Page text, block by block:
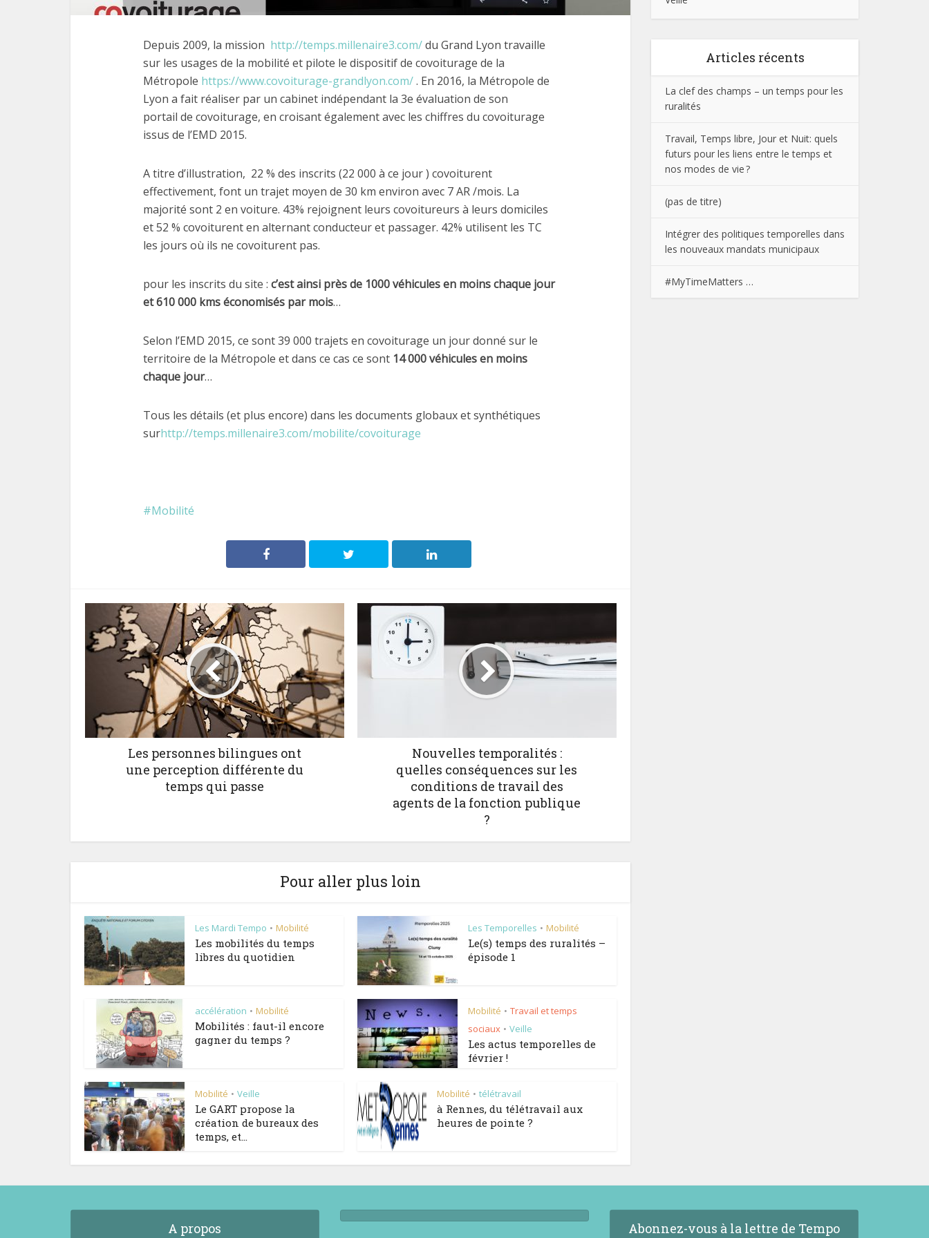
Depuis 2009, la mission http://temps.millenaire3.com/du Grand Lyon travaille
sur les usages de la mobilité et pilote le dispositif de covoiturage de la
Métropole https://www.covoiturage-grandlyon.com/. En 2016, la Métropole de
Lyon a fait réaliser par un cabinet indépendant la 3e évaluation de son
portail de covoiturage, en croisant également avec les chiffres du covoiturage
issus de l’EMD 2015.
A titre d’illustration, 22 % des inscrits (22 000 à ce jour ) covoiturent
effectivement, font un trajet moyen de 30 km environ avec 7 AR /mois. La
majorité sont 2 en voiture. 43% rejoignent leurs covoitureurs à leurs domiciles
et 52 % covoiturent en alternant conducteur et passager. 42% utilisent les TC
les jours où ils ne covoiturent pas.
pour les inscrits du site : c’est ainsi près de 1000 véhicules en moins chaque jour
et 610 000 kms économisés par mois…
Selon l’EMD 2015, ce sont 39 000 trajets en covoiturage un jour donné sur le
territoire de la Métropole et dans ce cas ce sont 14 000 véhicules en moins
chaque jour…
Tous les détails (et plus encore) dans les documents globaux et synthétiques
surhttp://temps.millenaire3.com/mobilite/covoiturage
Mobilité
Les personnes bilingues ont
une perception différente du
temps qui passe
Nouvelles temporalités :
quelles conséquences sur les
conditions de travail des
agents de la fonction publique
?
Pour aller plus loin
Les Mardi Tempo • Mobilité
Les mobilités du temps
libres du quotidien
Les Temporelles • Mobilité
Le(s) temps des ruralités –
épisode 1
accélération • Mobilité
Mobilités : faut-il encore
gagner du temps ?
Mobilité • Travail et temps
sociaux • Veille
Les actus temporelles de
février !
Mobilité • Veille
Le GART propose la
création de bureaux des
temps, et...
Mobilité • télétravail
à Rennes, du télétravail aux
heures de pointe ?
Articles récents
La clef des champs – un temps pour les
ruralités
Travail, Temps libre, Jour et Nuit: quels
futurs pour les liens entre le temps et
nos modes de vie ?
(pas de titre)
Intégrer des politiques temporelles dans
les nouveaux mandats municipaux
#MyTimeMatters …
A propos Abonnez-vous à la lettre de Tempo